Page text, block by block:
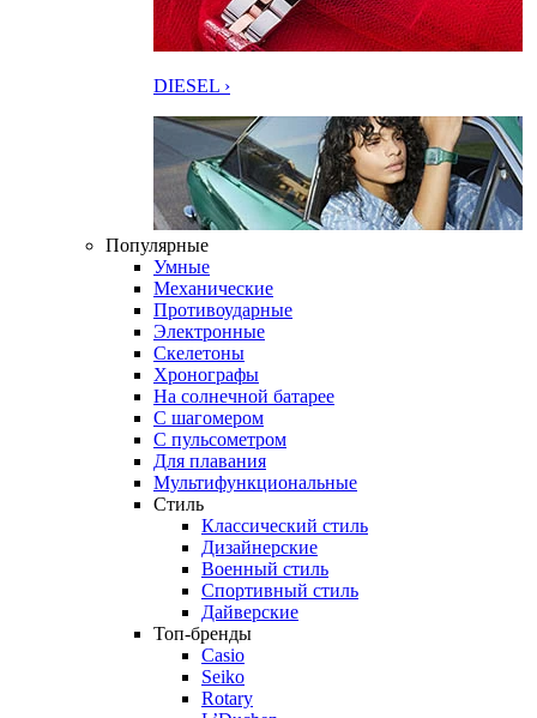
DIESEL ›
Популярные
Умные
Механические
Противоударные
Электронные
Скелетоны
Хронографы
На солнечной батарее
С шагомером
С пульсометром
Для плавания
Мультифункциональные
Стиль
Классический стиль
Дизайнерские
Военный стиль
Спортивный стиль
Дайверские
Топ-бренды
Casio
Seiko
Rotary